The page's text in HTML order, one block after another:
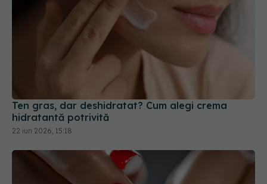
Ten gras, dar deshidratat? Cum alegi crema
hidratantă potrivită
22 iun 2026, 15:18